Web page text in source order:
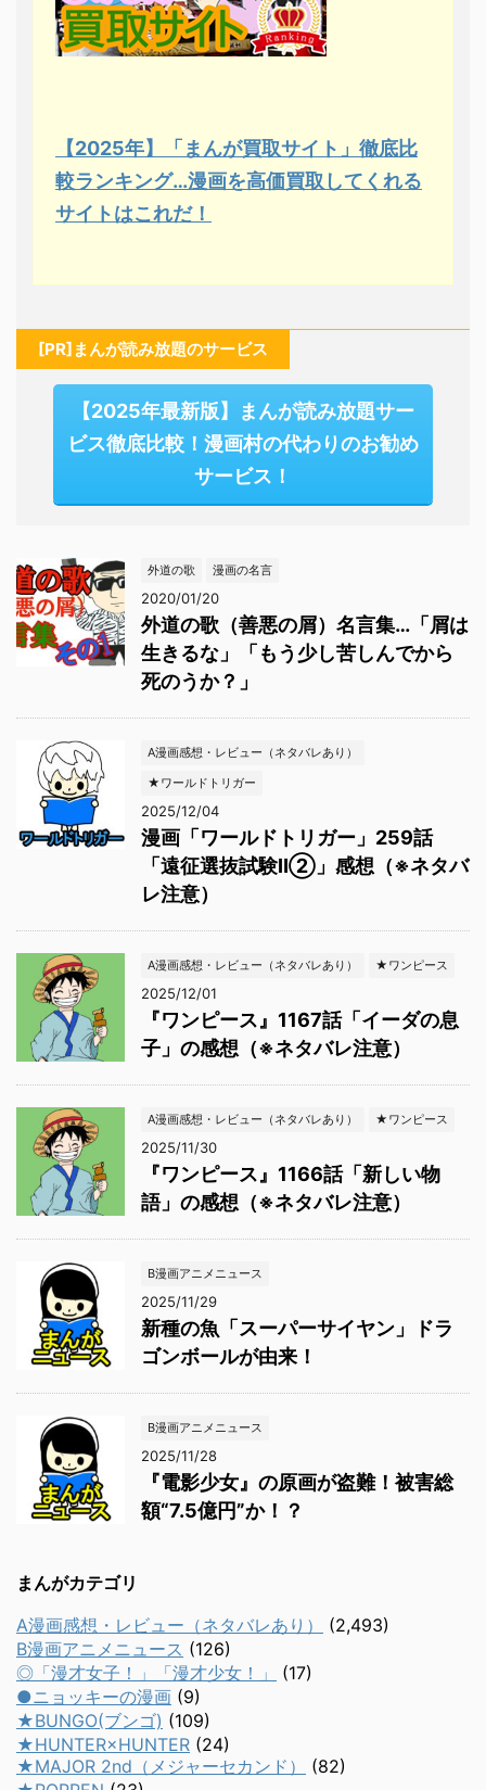
【2025年】「まんが買取サイト」徹底比
較ランキング…漫画を高価買取してくれる
サイトはこれだ！
[PR]まんが読み放題のサービス
【2025年最新版】まんが読み放題サー
ビス徹底比較！漫画村の代わりのお勧め
サービス！
外道の歌 漫画の名言
2020/01/20
外道の歌（善悪の屑）名言集…「屑は
生きるな」「もう少し苦しんでから
死のうか？」
A漫画感想・レビュー（ネタバレあり）
★ワールドトリガー
2025/12/04
漫画「ワールドトリガー」259話
「遠征選抜試験Ⅱ②」感想（※ネタバ
レ注意）
A漫画感想・レビュー（ネタバレあり） ★ワンピース
2025/12/01
『ワンピース』1167話「イーダの息
子」の感想（※ネタバレ注意）
A漫画感想・レビュー（ネタバレあり） ★ワンピース
2025/11/30
『ワンピース』1166話「新しい物
語」の感想（※ネタバレ注意）
B漫画アニメニュース
2025/11/29
新種の魚「スーパーサイヤン」ドラ
ゴンボールが由来！
B漫画アニメニュース
2025/11/28
『電影少女』の原画が盗難！被害総
額“7.5億円”か！？
まんがカテゴリ
A漫画感想・レビュー（ネタバレあり）
(2,493)
B漫画アニメニュース (126)
◎「漫才女子！」「漫才少女！」
(17)
●ニョッキーの漫画 (9)
★BUNGO(ブンゴ) (109)
★HUNTER×HUNTER (24)
★MAJOR 2nd（メジャーセカンド）
(82)